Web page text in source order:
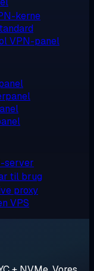
kerne
VPN-panel
server
til brug
proxy
VPS